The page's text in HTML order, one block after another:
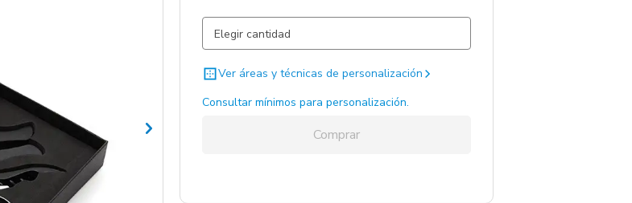
Negro / Negro / . 1717 un.
Ver áreas y técnicas de personalización
Consultar mínimos para personalización.
Comprar